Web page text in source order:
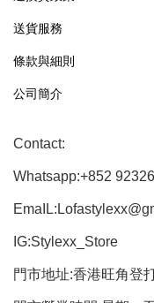
送貨服務
條款與細則
公司簡介
Contact:
Whatsapp:+852
IG:Stylexx_Store
門市地址:香港旺角登